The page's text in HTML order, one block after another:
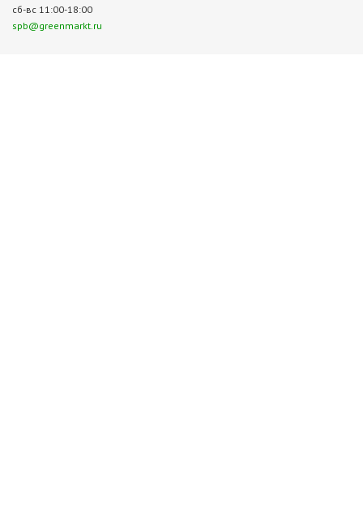
сб-вс 11:00-18:00
spb@greenmarkt.ru